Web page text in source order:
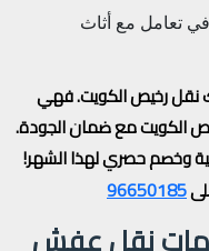
في تعامل مع أثاث
لك نقل رخيص الكويت. فهي
الكويت مع ضمان الجودة.
وخصم حصري لهذا الشهر!
96650185